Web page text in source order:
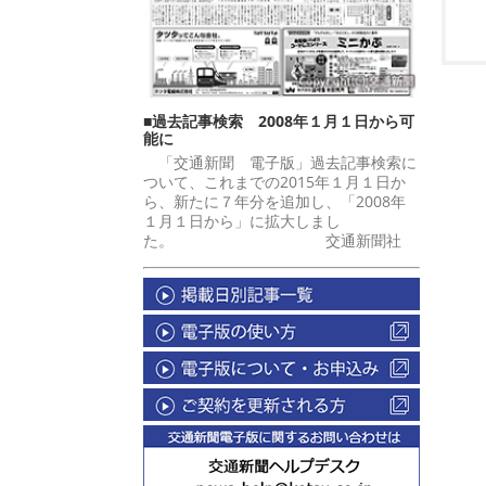
■過去記事検索 2008年１月１日から可
能に
「交通新聞 電子版」過去記事検索に
ついて、これまでの2015年１月１日か
ら、新たに７年分を追加し、「2008年
１月１日から」に拡大しまし
た。 交通新聞社